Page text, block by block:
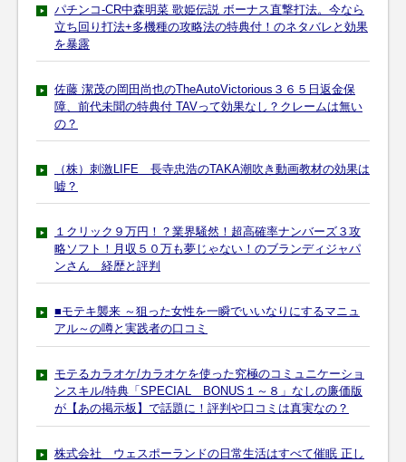
パチンコ-CR中森明菜 歌姫伝説 ボーナス直撃打法。今なら
立ち回り打法+多機種の攻略法の特典付！のネタバレと効果
を暴露
佐藤 潔茂の岡田尚也のTheAutoVictorious３６５日返金保
障、前代未聞の特典付 TAVって効果なし？クレームは無い
の？
（株）刺激LIFE 長寺忠浩のTAKA潮吹き動画教材の効果は
嘘？
１クリック９万円！？業界騒然！超高確率ナンバーズ３攻
略ソフト！月収５０万も夢じゃない！のブランディジャパ
ンさん 経歴と評判
■モテキ襲来 ～狙った女性を一瞬でいいなりにするマニュ
アル～の噂と実践者の口コミ
モテるカラオケ/カラオケを使った究極のコミュニケーショ
ンスキル/特典「SPECIAL BONUS１～８」なしの廉価版
が【あの掲示板】で話題に！評判や口コミは真実なの？
株式会社 ウェスポーランドの日常生活はすべて催眠 正し